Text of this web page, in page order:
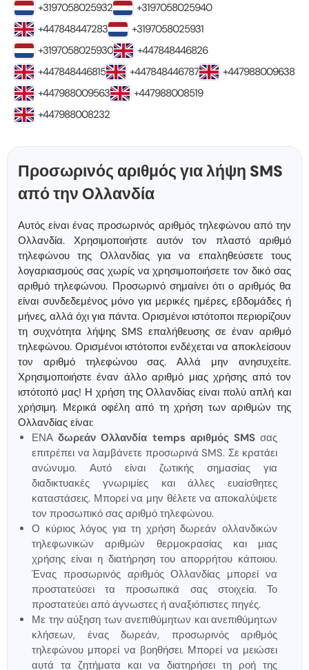
+3197058025932
+3197058025940
+447848447283
+3197058025931
+3197058025930
+447848446826
+447848446815
+447848446787
+447988009638
+447988009563
+447988008519
+447988008232
Προσωρινός αριθμός για λήψη SMS
από την Ολλανδία
Αυτός είναι ένας προσωρινός αριθμός τηλεφώνου από την
Ολλανδία. Χρησιμοποιήστε αυτόν τον πλαστό αριθμό
τηλεφώνου της Ολλανδίας για να επαληθεύσετε τους
λογαριασμούς σας χωρίς να χρησιμοποιήσετε τον δικό σας
αριθμό τηλεφώνου. Προσωρινό σημαίνει ότι ο αριθμός θα
είναι συνδεδεμένος μόνο για μερικές ημέρες, εβδομάδες ή
μήνες, αλλά όχι για πάντα. Ορισμένοι ιστότοποι περιορίζουν
τη συχνότητα λήψης SMS επαλήθευσης σε έναν αριθμό
τηλεφώνου. Ορισμένοι ιστότοποι ενδέχεται να αποκλείσουν
τον αριθμό τηλεφώνου σας. Αλλά μην ανησυχείτε.
Χρησιμοποιήστε έναν άλλο αριθμό μιας χρήσης από τον
ιστότοπό μας! Η χρήση της Ολλανδίας είναι πολύ απλή και
χρήσιμη. Μερικά οφέλη από τη χρήση των αριθμών της
Ολλανδίας είναι:
ΕΝΑδωρεάν Ολλανδία temps αριθμός SMSσας
επιτρέπει να λαμβάνετε προσωρινά SMS. Σε κρατάει
ανώνυμο. Αυτό είναι ζωτικής σημασίας για
διαδικτυακές γνωριμίες και άλλες ευαίσθητες
καταστάσεις. Μπορεί να μην θέλετε να αποκαλύψετε
τον προσωπικό σας αριθμό τηλεφώνου.
Ο κύριος λόγος για τη χρήση δωρεάν ολλανδικών
τηλεφωνικών αριθμών θερμοκρασίας και μιας
χρήσης είναι η διατήρηση του απορρήτου κάποιου.
Ένας προσωρινός αριθμός Ολλανδίας μπορεί να
προστατεύσει τα προσωπικά σας στοιχεία. Το
προστατεύει από άγνωστες ή αναξιόπιστες πηγές.
Με την αύξηση των ανεπιθύμητων και ανεπιθύμητων
κλήσεων, ένας δωρεάν, προσωρινός αριθμός
τηλεφώνου μπορεί να βοηθήσει. Μπορεί να μειώσει
αυτά τα ζητήματα και να διατηρήσει τη ροή της